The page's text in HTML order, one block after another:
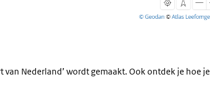
van Nederland’ wordt gemaakt. Ook ontdek je hoe je